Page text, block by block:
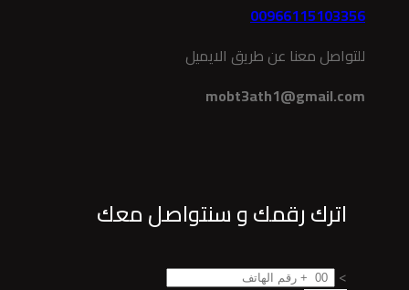
00966115103356
للتواصل معنا عن طريق الايميل
mobt3ath1@gmail.com
اترك رقمك و سنتواصل معك
>